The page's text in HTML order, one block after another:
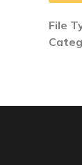
File